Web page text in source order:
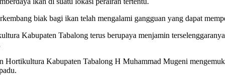
biak bagi ikan telah mengalami gangguan yang dapat
Kabupaten Tabalong terus berupaya menjamin
Hortikultura Kabupaten Tabalong H Muhammad Mugeni